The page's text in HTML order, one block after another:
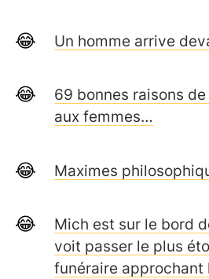
Un homme arrive
69 bonnes raisons
aux femmes…
Maximes
Mich est sur le bord
voit passer le plus
funéraire approchant